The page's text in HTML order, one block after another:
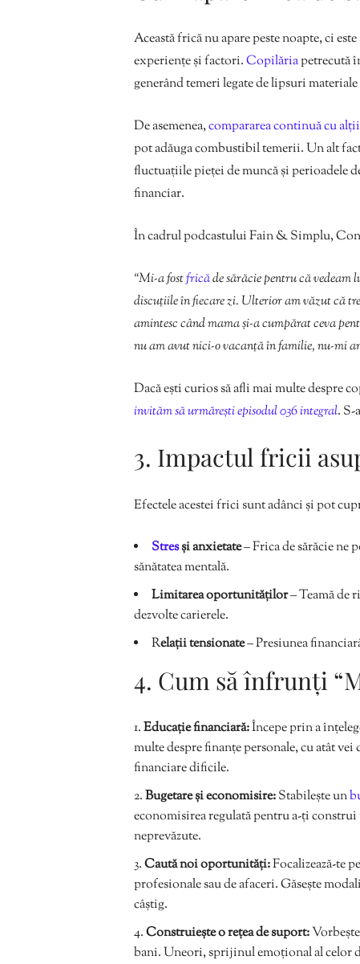
Această frică nu apare peste noapte, ci
experiențe și factori.Copilăriapetrecută
generând temeri legate de lipsuri
De asemenea,compararea continuă cu alții
pot adăuga combustibil temerii. Un alt
fluctuațiile pieței de muncă și perioadele
financiar.
În cadrul podcastului Fain & Simplu,
“Mi-a fostfricăde sărăcie pentru că vedeam
discuțiile în fiecare zi. Ulterior am văzut că
amintesc când mama și-a cumpărat ceva
nu am avut nici-o vacanță în familie, nu-mi
Dacă ești curios să afli mai multe despre
invităm să urmărești episodul 036 integral. S-
3. Impactul fricii
Efectele acestei frici sunt adânci și pot
Stresși anxietate– Frica de sărăcie ne
sănătatea mentală.
Limitarea oportunităților– Teamă de
dezvolte carierele.
Relații tensionate– Presiunea
4. Cum să înfrunți
Educație financiară:Începe prin a
multe despre finanțe personale, cu atât
financiare dificile.
Bugetare și economisire:Stabilește un
economisirea regulată pentru a-ți
neprevăzute.
Caută noi oportunități:Focalizează-te
profesionale sau de afaceri. Găsește
câștig.
Construiește o rețea de suport:
bani. Uneori, sprijinul emoțional al celor